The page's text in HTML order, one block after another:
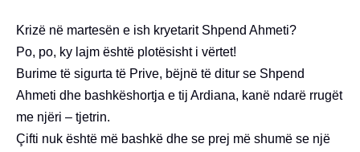
Krizë në martesën e ish kryetarit Shpend Ahmeti?
Po, po, ky lajm është plotësisht i vërtet!
Burime të sigurta të Prive, bëjnë të ditur se Shpend
Ahmeti dhe bashkëshortja e tij Ardiana, kanë ndarë rrugët
me njëri – tjetrin.
Çifti nuk është më bashkë dhe se prej më shumë se një